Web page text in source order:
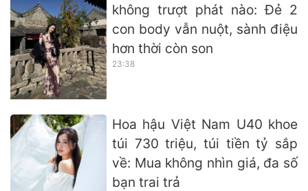
không trượt phát nào: Đẻ 2
con body vẫn nuột, sành điệu
hơn thời còn son
23:38
Hoa hậu Việt Nam U40 khoe
túi 730 triệu, túi tiền tỷ sắp
về: Mua không nhìn giá, đa số
bạn trai trả